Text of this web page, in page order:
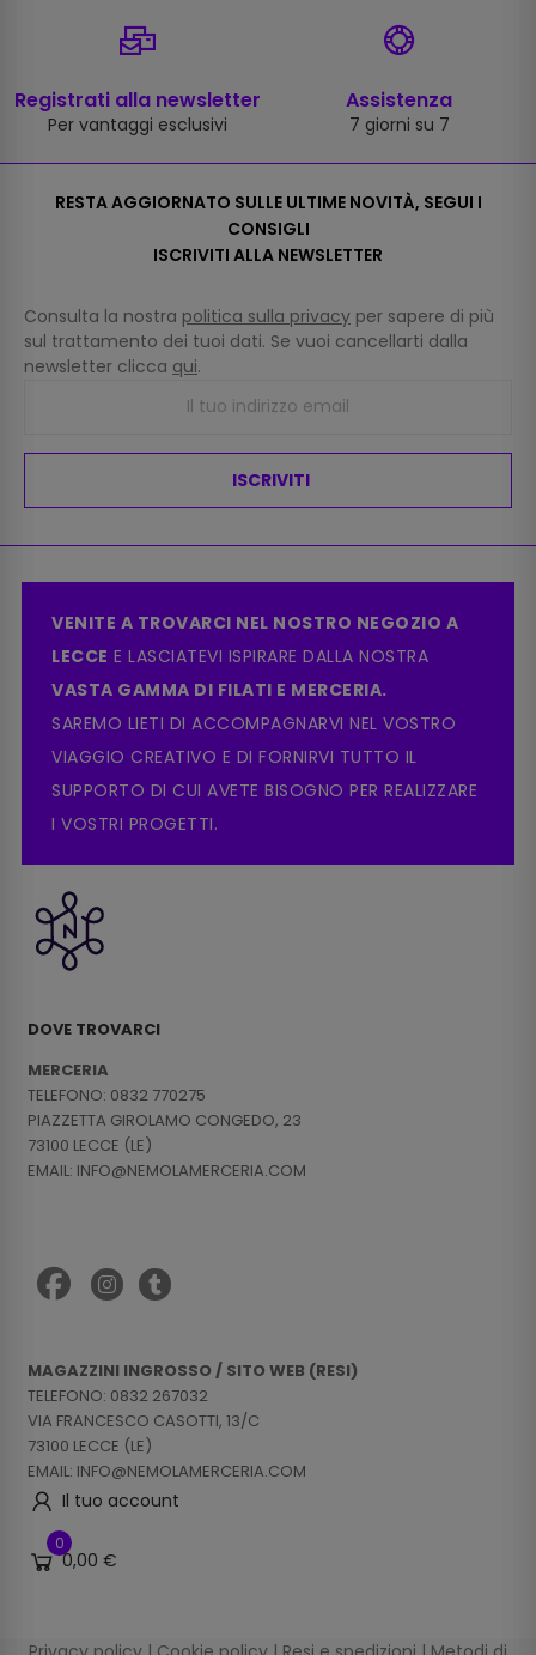
Registrati alla newsletter
Per vantaggi esclusivi
Assistenza
7 giorni su 7
RESTA AGGIORNATO SULLE ULTIME NOVITÀ, SEGUI I
CONSIGLI
ISCRIVITI ALLA NEWSLETTER
Consulta la nostra politica sulla privacy per sapere di più
sul trattamento dei tuoi dati. Se vuoi cancellarti dalla
newsletter clicca qui.
ISCRIVITI
VENITE A TROVARCI NEL NOSTRO NEGOZIO A
LECCE E LASCIATEVI ISPIRARE DALLA NOSTRA
VASTA GAMMA DI FILATI E MERCERIA.
SAREMO LIETI DI ACCOMPAGNARVI NEL VOSTRO
VIAGGIO CREATIVO E DI FORNIRVI TUTTO IL
SUPPORTO DI CUI AVETE BISOGNO PER REALIZZARE
I VOSTRI PROGETTI.
DOVE TROVARCI
MERCERIA
TELEFONO: 0832 770275
PIAZZETTA GIROLAMO CONGEDO, 23
73100 LECCE (LE)
EMAIL: INFO@NEMOLAMERCERIA.COM
MAGAZZINI INGROSSO / SITO WEB (RESI)
TELEFONO: 0832 267032
VIA FRANCESCO CASOTTI, 13/C
73100 LECCE (LE)
EMAIL: INFO@NEMOLAMERCERIA.COM
Il tuo account
0
0,00 €